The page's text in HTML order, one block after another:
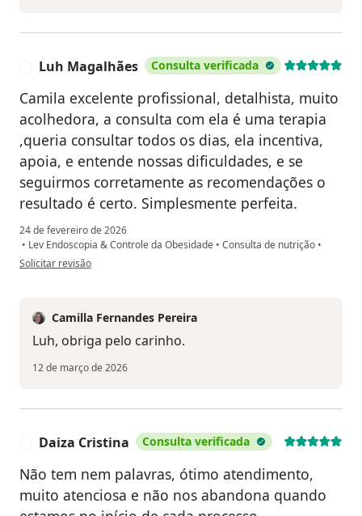
Luh Magalhães Consulta verificada
Camila excelente profissional, detalhista, muito
acolhedora, a consulta com ela é uma terapia
,queria consultar todos os dias, ela incentiva,
apoia, e entende nossas dificuldades, e se
seguirmos corretamente as recomendações o
resultado é certo. Simplesmente perfeita.
24 de fevereiro de 2026
• Lev Endoscopia & Controle da Obesidade • Consulta de nutrição •
na opinião do utilizador Luh Magalhães
Solicitar revisão
Camilla Fernandes Pereira
Luh, obriga pelo carinho.
12 de março de 2026
Daiza Cristina Consulta verificada
Não tem nem palavras, ótimo atendimento,
muito atenciosa e não nos abandona quando